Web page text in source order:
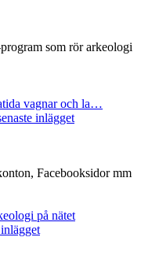
som rör arkeologi
vagnar och la…
inlägget
Facebooksidor mm
på nätet